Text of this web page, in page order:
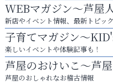
WEBマガジン～芦屋
新店やイベント情報、最新トピッ
子育てマガジン～
楽しいイベントや体験記事も！
芦屋のおけいこ～芦
芦屋のおしゃれなお稽古情報